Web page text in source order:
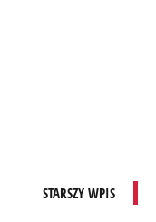
STARSZY WPIS